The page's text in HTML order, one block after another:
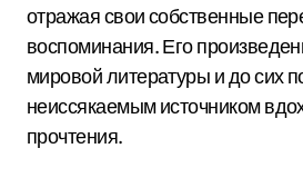
отражая свои собственные
воспоминания. Его
мировой литературы и до сих
неиссякаемым источником
прочтения.